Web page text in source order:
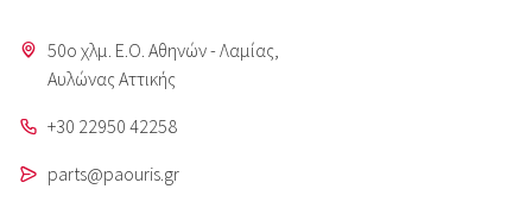
50o χλμ. Ε.Ο. Αθηνών - Λαμίας,
Aυλώνας Αττικής
+30 22950 42258
parts@paouris.gr